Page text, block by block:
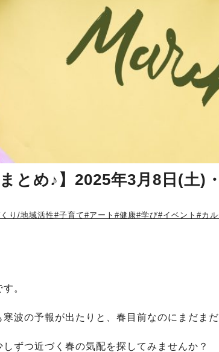
とめ♪】2025年3月8日(土)
り/地域活性#子育て#アート #健康#学び#イベント #カ
。
波の予報が出たりと、春目前なのにまだま
ずつ近づく春の気配を探してみませんか？